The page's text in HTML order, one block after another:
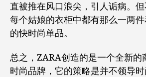
直被推在风口浪尖，引人诟病。
每个姑娘的衣柜中都有那么一两
的快时尚单品。
总之，ZARA创造的是一个全新的
时尚品牌，它的策略是并不领导